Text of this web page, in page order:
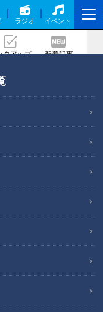
ラジオ イベント
クアップ 新着記事
けない存在
に立ちはだ